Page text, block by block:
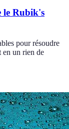
le Rubik's
pour résoudre
en un rien de